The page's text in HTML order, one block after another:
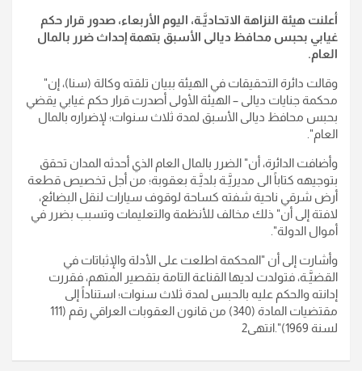
أعلنت هيئة النزاهة الاتحاديَّـة، اليوم الأربعاء، صدور قرار حكم
غيابي بحبس محافظ ديالى الأسبق بتهمة إحداث ضرر بالمال
العام.
وقالت دائرة التحقيقات في الهيئة ببيان تلقته وكالة (سنا)، إن"
محكمة جنايات ديالى – الهيئة الأولى أصدرت قرار حكم غيابي يقضي
بحبس محافظ ديالى الأسبق لمدة ثلاث سنوات؛ لإضراره بالمال
العام".
وأضافت الدائرة، أن" الضرر بالمال العام الذي أحدثه المدان تحقق
بتوجيهه كتاباً الى مديريَّـة بلديَّـة بعقوبة؛ من أجل تخصيص قطعة
أرض شرقي ناحية شفته كساحة لوقوف سيارات لنقل البضائع،
لافتة إلى أن" ذلك مخالف للأنظمة والتعليمات وتسبب بضرر في
أموال الدولة".
وأشارت إلى أن "المحكمة اطلعت على الأدلة والإثباتات في
القضيَّـة، فتولدت لديها القناعة التامة بتقصير المتهم، فقررت
إدانته والحكم عليه بالحبس لمدة ثلاث سنوات؛ استناداً إلى
مقتضيات المادة (340) من قانون العقوبات العراقي رقم (111
لسنة 1969)".انتهى2